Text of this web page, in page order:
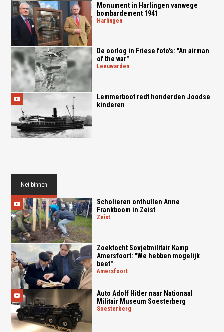
Monument in Harlingen vanwege
bombardement 1941
harlingen
De oorlog in Friese foto's: "An airman
of the war"
leeuwarden
Lemmerboot redt honderden Joodse
kinderen
Net binnen
Scholieren onthullen Anne
Frankboom in Zeist
zeist
Zoektocht Sovjetmilitair Kamp
Amersfoort: "We hebben mogelijk
beet"
amersfoort
Auto Adolf Hitler naar Nationaal
Militair Museum Soesterberg
soesterberg